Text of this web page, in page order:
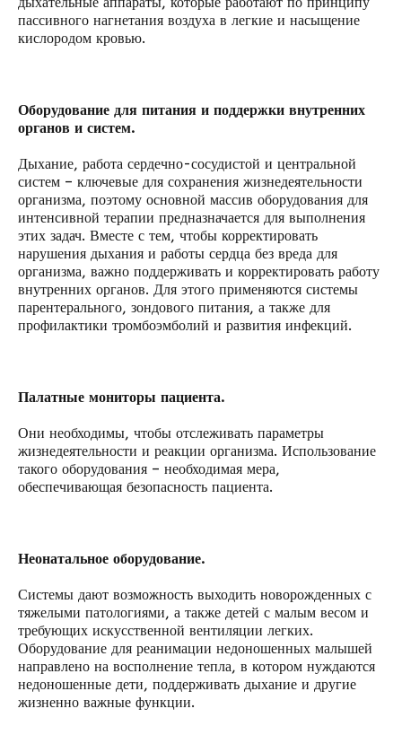
пассивного нагнетания воздуха в легкие и насыщение
кислородом кровью.
Оборудование для питания и поддержки внутренних
органов и систем.
Дыхание, работа сердечно-сосудистой и центральной
систем – ключевые для сохранения жизнедеятельности
организма, поэтому основной массив оборудования для
интенсивной терапии предназначается для выполнения
этих задач. Вместе с тем, чтобы корректировать
нарушения дыхания и работы сердца без вреда для
организма, важно поддерживать и корректировать работу
внутренних органов. Для этого применяются системы
парентерального, зондового питания, а также для
профилактики тромбоэмболий и развития инфекций.
Палатные мониторы пациента.
Они необходимы, чтобы отслеживать параметры
жизнедеятельности и реакции организма. Использование
такого оборудования – необходимая мера,
обеспечивающая безопасность пациента.
Неонатальное оборудование.
Системы дают возможность выходить новорожденных с
тяжелыми патологиями, а также детей с малым весом и
требующих искусственной вентиляции легких.
Оборудование для реанимации недоношенных малышей
направлено на восполнение тепла, в котором нуждаются
недоношенные дети, поддерживать дыхание и другие
жизненно важные функции.